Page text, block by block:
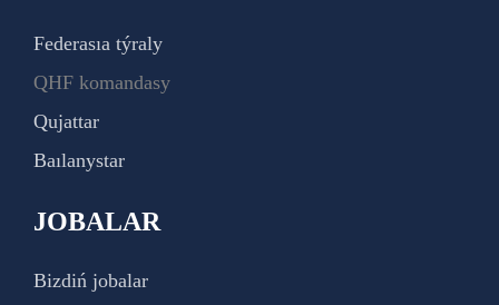
Federasıa týraly
QHF komandasy
Qujattar
Baılanystar
JOBALAR
Bizdiń jobalar